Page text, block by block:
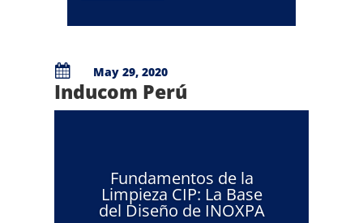
 May 29, 2020
Inducom Perú
Fundamentos de la
Limpieza CIP: La Base
del Diseño de INOXPA